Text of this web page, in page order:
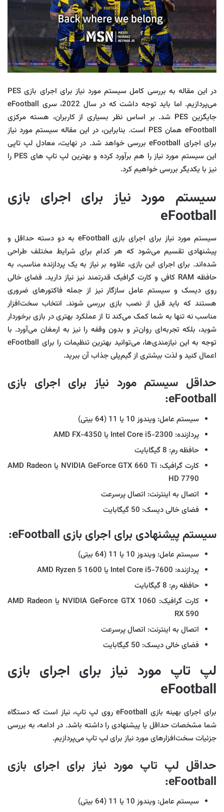
در این مقاله به بررسی کامل سیستم مورد نیاز برای اجرای بازی PES
می‌پردازیم. اما باید توجه داشت که در سال 2022، سری eFootball
جایگزین PES شد. بر اساس نظر بسیاری از کاربران، هسته مرکزی
eFootball همان PES است. بنابراین، در این مقاله سیستم مورد نیاز
برای اجرای eFootball بررسی خواهد شد. در نهایت، معادل لپ تاپی
این سیستم مورد نیاز را هم برآورد کرده و بهترین لپ تاپ های PES را
نیز با یکدیگر بررسی خواهیم کرد.
سیستم مورد نیاز برای اجرای بازی
eFootball
سیستم مورد نیاز برای اجرای بازی eFootball به دو دسته حداقل و
پیشنهادی تقسیم می‌شود که هر کدام برای شرایط مختلف طراحی
شده‌اند. برای اجرای این بازی، علاوه بر نیاز به یک پردازنده مناسب، به
حافظه RAM کافی و کارت گرافیک قدرتمند نیز نیاز دارید. فضای خالی
روی دیسک و سیستم عامل سازگار نیز از جمله فاکتورهای ضروری
هستند که باید قبل از نصب بازی بررسی شوند. انتخاب سخت‌افزار
مناسب نه تنها به شما کمک می‌کند تا از عملکرد بهتری در بازی برخوردار
شوید، بلکه تجربه‌ای روان‌تر و بدون وقفه را نیز به ارمغان می‌آورد. با
توجه به این نیازمندی‌ها، می‌توانید بهترین تنظیمات را برای eFootball
اعمال کنید و لذت بیشتری از گیم‌پلی جذاب آن ببرید.
حداقل سیستم مورد نیاز برای اجرای بازی
eFootball:
سیستم عامل: ویندوز 10 یا 11 (64 بیتی)
پردازنده: Intel Core i5-2300 یا AMD FX-4350
حافظه رم: 8 گیگابایت
کارت گرافیک: NVIDIA GeForce GTX 660 Ti یا AMD Radeon
HD 7790
اتصال به اینترنت: اتصال پرسرعت
فضای خالی دیسک: 50 گیگابایت
سیستم پیشنهادی برای اجرای بازی eFootball:
سیستم عامل: ویندوز 10 یا 11 (64 بیتی)
پردازنده: Intel Core i5-7600 یا AMD Ryzen 5 1600
حافظه رم: 8 گیگابایت
کارت گرافیک: NVIDIA GeForce GTX 1060 یا AMD Radeon
RX 590
اتصال به اینترنت: اتصال پرسرعت
فضای خالی دیسک: 50 گیگابایت
لپ تاپ مورد نیاز برای اجرای بازی
eFootball
برای اجرای بهینه بازی eFootball روی لپ‌ تاپ، نیاز است که دستگاه
شما مشخصات حداقل یا پیشنهادی را داشته باشد. در ادامه، به بررسی
جزئیات سخت‌افزارهای مورد نیاز برای لپ‌ تاپ می‌پردازیم.
حداقل لپ تاپ مورد نیاز برای اجرای بازی
eFootball:
سیستم عامل: ویندوز 10 یا 11 (64 بیتی)